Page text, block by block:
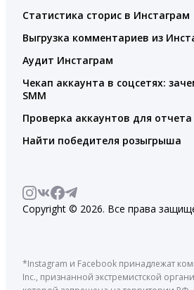
Статистика сторис в Инстаграм
Выгрузка комментариев из
Аудит Инстаграм
Чекап аккаунта в соцсетях:
SMM
Проверка аккаунтов для отчета
Найти победителя розыгрыша
Copyright © 2026. Все права
*Instagram и Facebook принадлежат
Inc., признанной экстремистской